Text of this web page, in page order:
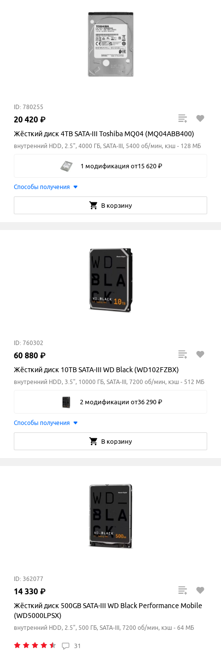
ID: 780255
20 420 ₽
Жёсткий диск 4TB SATA-III Toshiba MQ04 (MQ04ABB400)
внутренний HDD, 2.5", 4000 ГБ, SATA-III, 5400 об/мин, кэш - 128 МБ
1 модификация от15 620 ₽
Способы получения
В корзину
ID: 760302
60 880 ₽
Жёсткий диск 10TB SATA-III WD Black (WD102FZBX)
внутренний HDD, 3.5", 10000 ГБ, SATA-III, 7200 об/мин, кэш - 512 МБ
2 модификации от36 290 ₽
Способы получения
В корзину
ID: 362077
14 330 ₽
Жёсткий диск 500GB SATA-III WD Black Performance Mobile
(WD5000LPSX)
внутренний HDD, 2.5", 500 ГБ, SATA-III, 7200 об/мин, кэш - 64 МБ
31